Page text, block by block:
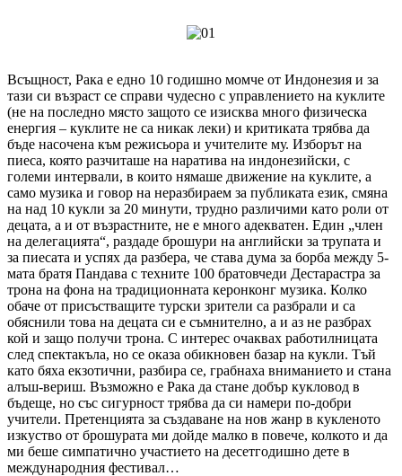
Всъщност, Рака е едно 10 годишно момче от Индонезия и за
тази си възраст се справи чудесно с управлението на куклите
(не на последно място защото се изисква много физическа
енергия – куклите не са никак леки) и критиката трябва да
бъде насочена към режисьора и учителите му. Изборът на
пиеса, която разчиташе на наратива на индонезийски, с
големи интервали, в които нямаше движение на куклите, а
само музика и говор на неразбираем за публиката език, смяна
на над 10 кукли за 20 минути, трудно различими като роли от
децата, а и от възрастните, не е много адекватен. Един „член
на делегацията“, раздаде брошури на английски за трупата и
за пиесата и успях да разбера, че става дума за борба между 5-
мата братя Пандава с техните 100 братовчеди Дестарастра за
трона на фона на традиционната керонконг музика. Колко
обаче от присъстващите турски зрители са разбрали и са
обяснили това на децата си е съмнително, а и аз не разбрах
кой и защо получи трона. С интерес очаквах работилницата
след спектакъла, но се оказа обикновен базар на кукли. Тъй
като бяха екзотични, разбира се, грабнаха вниманието и стана
алъш-вериш. Възможно е Рака да стане добър кукловод в
бъдеще, но със сигурност трябва да си намери по-добри
учители. Претенцията за създаване на нов жанр в кукленото
изкуство от брошурата ми дойде малко в повече, колкото и да
ми беше симпатично участието на десетгодишно дете в
международния фестивал…